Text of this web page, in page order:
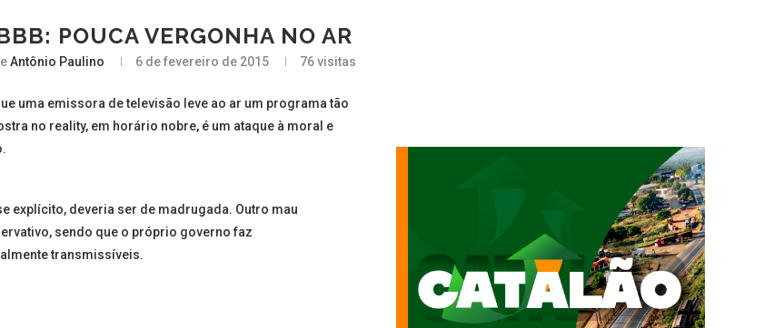
POUCA VERGONHA NO AR
Antônio Paulino 6 de fevereiro de 2015 76visitas
uma emissora de televisão leve ao ar um programa tão
no reality, em horário nobre, é um ataque à moral e
explícito, deveria ser de madrugada. Outro mau
sendo que o próprio governo faz
transmissíveis.